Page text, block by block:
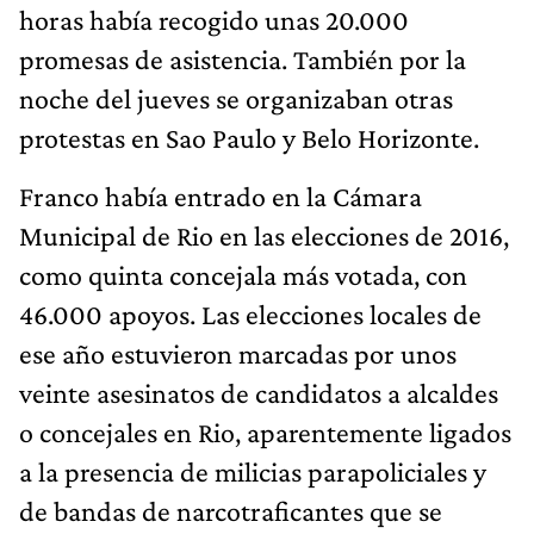
horas había recogido unas 20.000
promesas de asistencia. También por la
noche del jueves se organizaban otras
protestas en Sao Paulo y Belo Horizonte.
Franco había entrado en la Cámara
Municipal de Rio en las elecciones de 2016,
como quinta concejala más votada, con
46.000 apoyos. Las elecciones locales de
ese año estuvieron marcadas por unos
veinte asesinatos de candidatos a alcaldes
o concejales en Rio, aparentemente ligados
a la presencia de milicias parapoliciales y
de bandas de narcotraficantes que se